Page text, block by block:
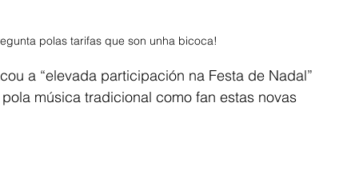
polas tarifas que son unha bicoca!
a “elevada participación na Festa de Nadal”
música tradicional como fan estas novas